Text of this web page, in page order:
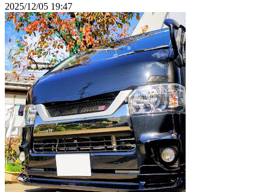
2025/12/05 19:47